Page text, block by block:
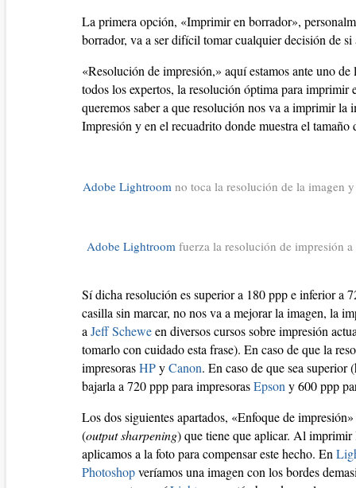
La primera opción, «Imprimir en borrador»,
borrador, va a ser difícil tomar cualquier decisión de
«Resolución de impresión,» aquí estamos ante uno
todos los expertos, la resolución óptima para imprimir
queremos saber a que resolución nos va a imprimir la
Impresión y en el recuadrito donde muestra el
Adobe Lightroom no toca la resolución de la imagen
Adobe Lightroom fuerza la resolución de impresión
Sí dicha resolución es superior a 180 ppp e inferior a
casilla sin marcar, no nos va a mejorar la imagen, la
a Jeff Scheween diversos cursos sobre impresión
tomarlo con cuidado esta frase). En caso de que la
impresorasHPyCanon. En caso de que sea superior
bajarla a 720 ppp para impresorasEpson y 600 ppp
Los dos siguientes apartados, «Enfoque de
(output sharpening) que tiene que aplicar. Al imprimir
aplicamos a la foto para compensar este hecho. En
Photoshopveríamos una imagen con los bordes